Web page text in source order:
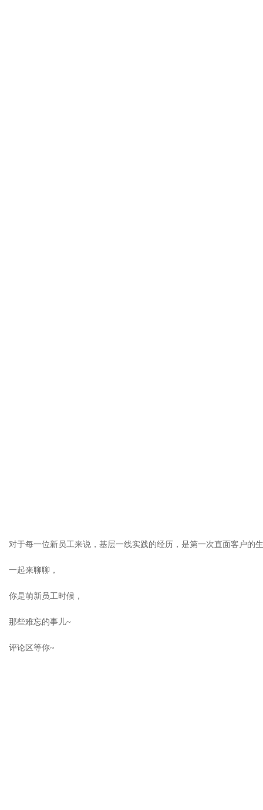
对于每一位新员工来说，基层一线实践的经历，是第一次直面客户的
一起来聊聊，
你是萌新员工时候，
那些难忘的事儿~
评论区等你~